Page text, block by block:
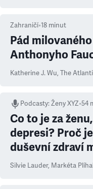
Zahraničí•18 minut
Pád
Anthonyho
Katherine J. Wu, The
Podcasty:Ženy XYZ•54
Co to je za
depresi? Proč
duševní zdraví
Silvie Lauder, Markéta